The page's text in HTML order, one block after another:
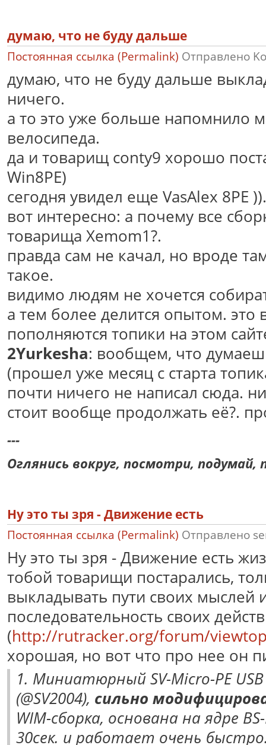
думаю, что не буду дальше
Постоянная ссылка (Permalink) Отправлено
думаю, что не буду дальше
ничего.
а то это уже больше напомнило
велосипеда.
да и товарищ conty9 хорошо
Win8PE)
сегодня увидел еще VasAlex 8PE )).
вот интересно: а почему все
товарища Xemom1?.
правда сам не качал, но вроде
такое.
видимо людям не хочется
а тем более делится опытом. это
пополняются топики на этом
2Yurkesha: вообщем, что
(прошел уже месяц с старта
почти ничего не написал сюда.
стоит вообще продолжать её?.
---
Оглянись вокруг, посмотри, подумай,
Ну это ты зря - Движение есть
Постоянная ссылка (Permalink) Отправлено
Ну это ты зря - Движение есть
тобой товарищи постарались,
выкладывать пути своих мыслей
последовательность своих
(http://rutracker.org/forum/
хорошая, но вот что про нее он
1. Миниатюрный SV-Micro-PE
(@SV2004), сильно
WIM-сборка, основана на ядре
30сек. и работает очень